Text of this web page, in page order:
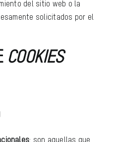
del sitio web o la
solicitados por el
COOKIES
: son aquellas que